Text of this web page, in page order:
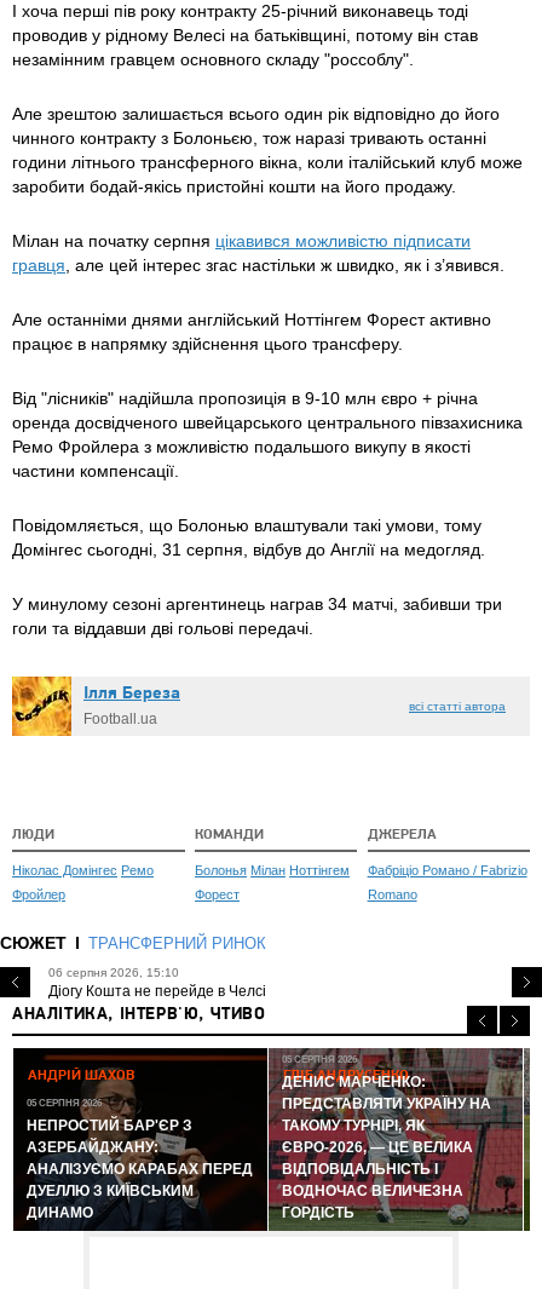
І хоча перші пів року контракту 25-річний виконавець тоді
проводив у рідному Велесі на батьківщині, потому він став
незамінним гравцем основного складу "россоблу".
Але зрештою залишається всього один рік відповідно до його
чинного контракту з Болоньєю, тож наразі тривають останні
години літнього трансферного вікна, коли італійський клуб може
заробити бодай-якісь пристойні кошти на його продажу.
Мілан на початку серпня цікавився можливістю підписати
гравця, але цей інтерес згас настільки ж швидко, як і з’явився.
Але останніми днями англійський Ноттінгем Форест активно
працює в напрямку здійснення цього трансферу.
Від "лісників" надійшла пропозиція в 9-10 млн євро + річна
оренда досвідченого швейцарського центрального півзахисника
Ремо Фройлера з можливістю подальшого викупу в якості
частини компенсації.
Повідомляється, що Болонью влаштували такі умови, тому
Домінгес сьогодні, 31 серпня, відбув до Англії на медогляд.
У минулому сезоні аргентинець награв 34 матчі, забивши три
голи та віддавши дві гольові передачі.
Ілля Береза
Football.ua
всі статті автора
ЛЮДИ
Ніколас Домінгес Ремо
Фройлер
КОМАНДИ
Болонья Мілан Ноттінгем
Форест
ДЖЕРЕЛА
Фабріціо Романо / Fabrizio
Romano
СЮЖЕТ ТРАНСФЕРНИЙ РИНОК
06 серпня 2026, 15:10
Діогу Кошта не перейде в Челсі
АНАЛІТИКА, ІНТЕРВ'Ю, ЧТИВО
АНДРІЙ ШАХОВ
05 СЕРПНЯ 2026
НЕПРОСТИЙ БАР'ЄР З
АЗЕРБАЙДЖАНУ:
АНАЛІЗУЄМО КАРАБАХ ПЕРЕД
ДУЕЛЛЮ З КИЇВСЬКИМ
ДИНАМО
ГЛІБ АНДРУСЕНКО
05 СЕРПНЯ 2026
ДЕНИС МАРЧЕНКО:
ПРЕДСТАВЛЯТИ УКРАЇНУ НА
ТАКОМУ ТУРНІРІ, ЯК
ЄВРО-2026, — ЦЕ ВЕЛИКА
ВІДПОВІДАЛЬНІСТЬ І
ВОДНОЧАС ВЕЛИЧЕЗНА
ГОРДІСТЬ